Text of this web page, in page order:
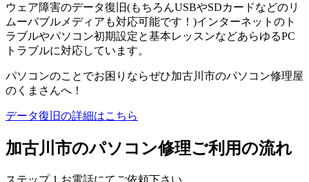
ウェア障害のデータ復旧(もちろんUSBやSDカードなどのリ
ムーバブルメディアも対応可能です！)インターネットのト
ラブルやパソコン初期設定と基本レッスンなどあらゆるPC
トラブルに対応しています。
パソコンのことでお困りならぜひ加古川市のパソコン修理屋
のくまさんへ！
データ復旧の詳細はこちら
加古川市のパソコン修理ご利用の流れ